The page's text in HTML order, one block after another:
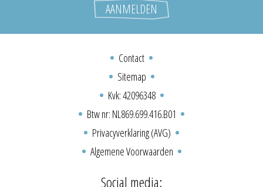
Contact
Sitemap
Kvk: 42096348
Btw nr: NL869.699.416.B01
Privacyverklaring (AVG)
Algemene Voorwaarden
Social media: